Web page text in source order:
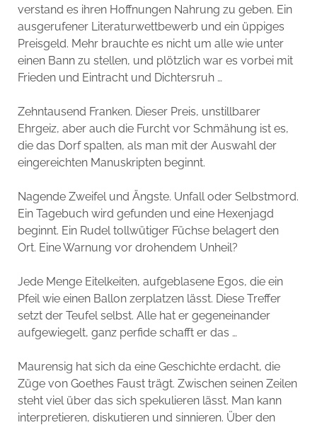
verstand es ihren Hoffnungen Nahrung zu geben. Ein
ausgerufener Literaturwettbewerb und ein üppiges
Preisgeld. Mehr brauchte es nicht um alle wie unter
einen Bann zu stellen, und plötzlich war es vorbei mit
Frieden und Eintracht und Dichtersruh …
Zehntausend Franken. Dieser Preis, unstillbarer
Ehrgeiz, aber auch die Furcht vor Schmähung ist es,
die das Dorf spalten, als man mit der Auswahl der
eingereichten Manuskripten beginnt.
Nagende Zweifel und Ängste. Unfall oder Selbstmord.
Ein Tagebuch wird gefunden und eine Hexenjagd
beginnt. Ein Rudel tollwütiger Füchse belagert den
Ort. Eine Warnung vor drohendem Unheil?
Jede Menge Eitelkeiten, aufgeblasene Egos, die ein
Pfeil wie einen Ballon zerplatzen lässt. Diese Treffer
setzt der Teufel selbst. Alle hat er gegeneinander
aufgewiegelt, ganz perfide schafft er das …
Maurensig hat sich da eine Geschichte erdacht, die
Züge von Goethes Faust trägt. Zwischen seinen Zeilen
steht viel über das sich spekulieren lässt. Man kann
interpretieren, diskutieren und sinnieren. Über den